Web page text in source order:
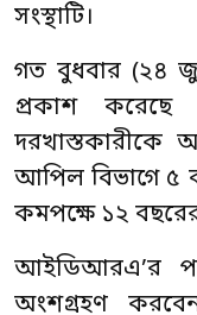
সংস্থাটি।
গত বুধবার (২৪
প্রকাশ করেছে
দরখাস্তকারীকে
আপিল বিভাগে ৫
কমপক্ষে ১২
আইডিআরএ’র
অংশগ্রহণ